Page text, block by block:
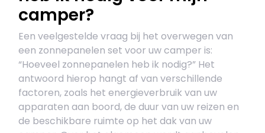
camper?
Een veelgestelde vraag bij het overwegen van
een zonnepanelen set voor uw camper is:
“Hoeveel zonnepanelen heb ik nodig?” Het
antwoord hierop hangt af van verschillende
factoren, zoals het energieverbruik van uw
apparaten aan boord, de duur van uw reizen en
de beschikbare ruimte op het dak van uw